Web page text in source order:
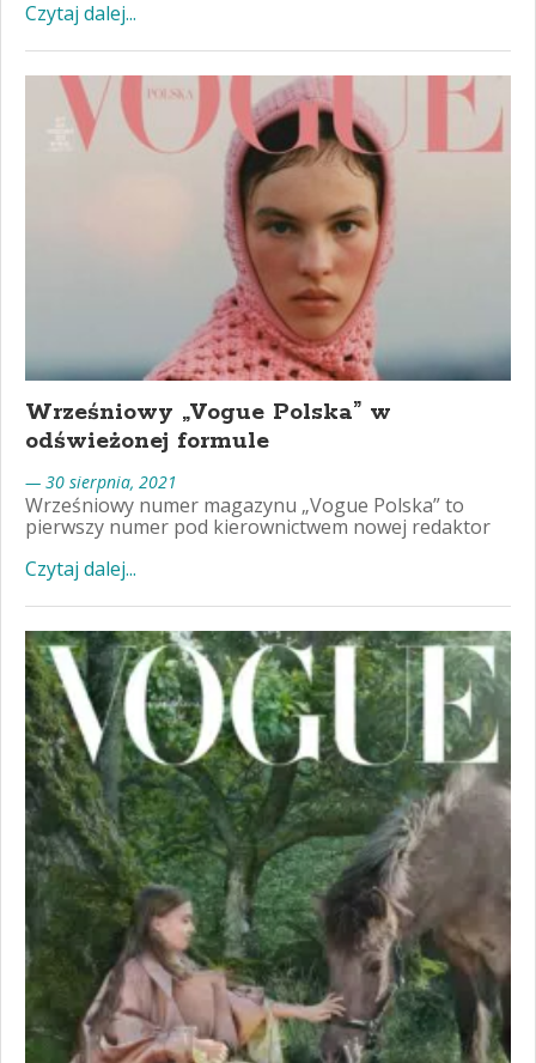
Czytaj dalej...
Wrześniowy „Vogue Polska” w
odświeżonej formule
— 30 sierpnia, 2021
Wrześniowy numer magazynu „Vogue Polska” to
pierwszy numer pod kierownictwem nowej redaktor
Czytaj dalej...